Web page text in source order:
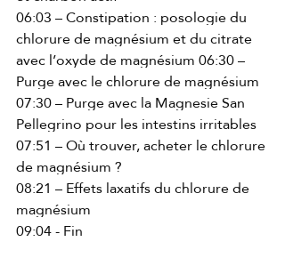
06:03 – Constipation : posologie du
chlorure de magnésium et du citrate
avec l’oxyde de magnésium 06:30 –
Purge avec le chlorure de magnésium
07:30 – Purge avec la Magnesie San
Pellegrino pour les intestins irritables
07:51 – Où trouver, acheter le chlorure
de magnésium ?
08:21 – Effets laxatifs du chlorure de
magnésium
09:04 - Fin